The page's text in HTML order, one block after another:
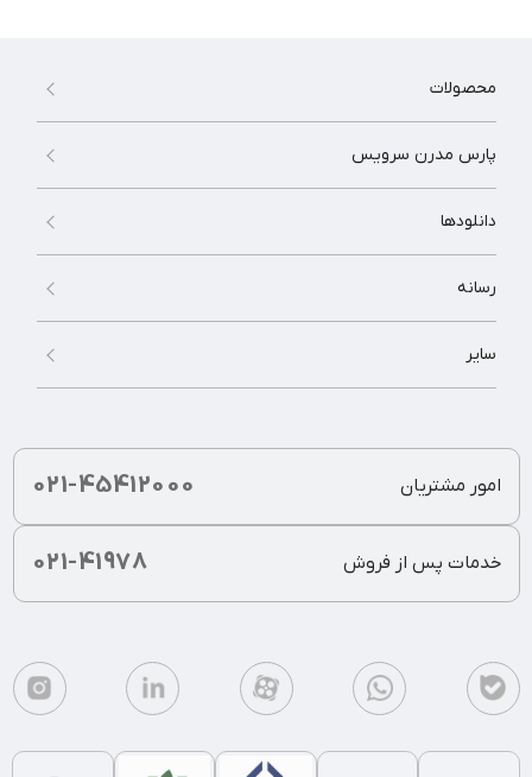
محصولات
پارس مدرن سرویس
دانلودها
رسانه
سایر
021-45412000 امور مشتریان
021-41978 خدمات پس از فروش